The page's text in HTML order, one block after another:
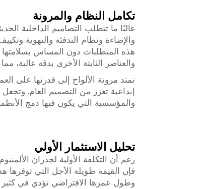
تكامل النظام والمرونة
غالبًا ما تتطلب التصاميم الداخلية
هذه المتطلبات دون المساس بسلامتها
والعناصر الثابتة الأخرى بدقة عالية،
تمتد مرونة الألواح إلى قدرتها على
إبداعية تعزز من التصميم العام. وتجعل
والمؤسسية التي يكون فيها دمج
تحليل الاستثمار الأولي
رغم أن التكلفة الأولية لجدران
فإن القيمة طويلة الأجل التي توفرها
وطول عمرها الافتراضي تؤدي في كثير